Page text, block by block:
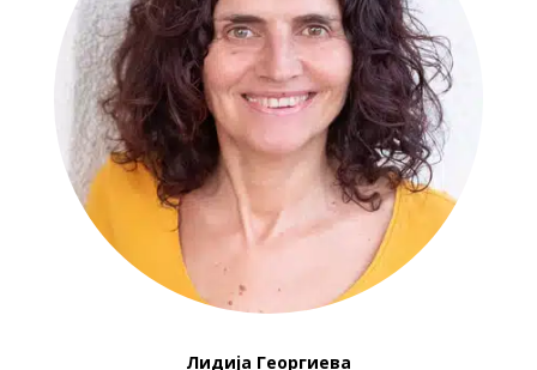
Лидија Георгиева